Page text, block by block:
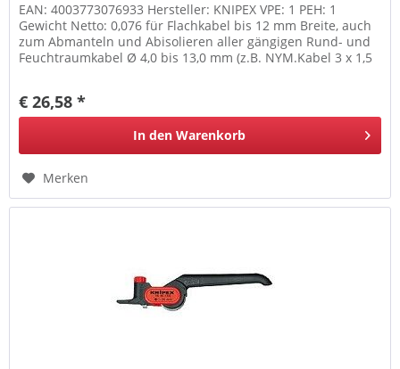
EAN: 4003773076933 Hersteller: KNIPEX VPE: 1 PEH: 1
Gewicht Netto: 0,076 für Flachkabel bis 12 mm Breite, auch
zum Abmanteln und Abisolieren aller gängigen Rund- und
Feuchtraumkabel Ø 4,0 bis 13,0 mm (z.B. NYM.Kabel 3 x 1,5
€ 26,58 *
In den Warenkorb
Merken